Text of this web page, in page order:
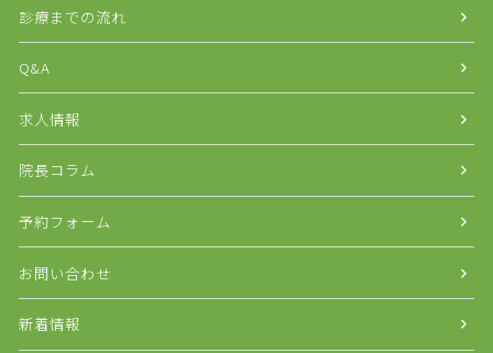
診療までの流れ
Q&A
求人情報
院長コラム
予約フォーム
お問い合わせ
新着情報